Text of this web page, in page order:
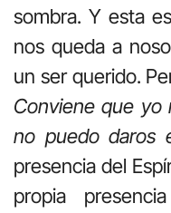
sombra. Y esta
nos queda a
un ser querido.
Conviene que yo
no puedo daros
presencia del
propia